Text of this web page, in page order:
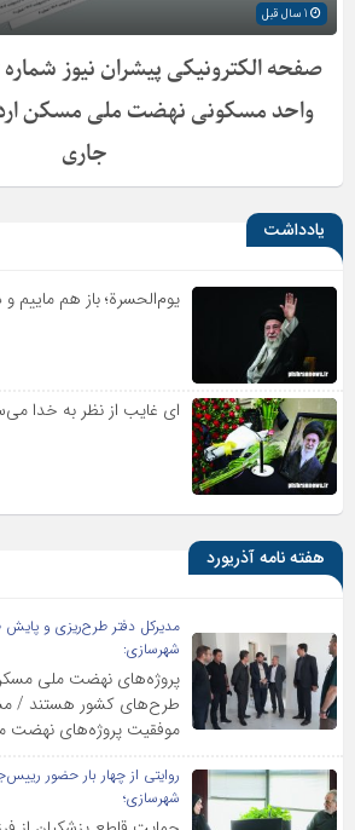
واحد مسکونی نهضت ملی مسکن
جاری
یادداشت
یوم‌الحسرة؛ باز هم ماییم
ای غایب از نظر به خدا
هفته نامه آذریورد
مدیرکل دفتر طرح‌ریزی و
شهرسازی:
پروژه‌های نهضت ملی مسکن
طرح‌های کشور هستند /
موفقیت پروژه‌های نهضت
روایتی از چهار بار حضور
شهرسازی؛